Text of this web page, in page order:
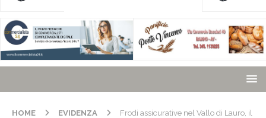
HOME EVIDENZA
Frodi assicurative nel Vallo di Lauro, il